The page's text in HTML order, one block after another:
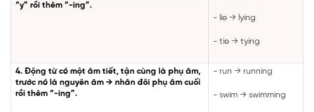
“y” rồi thêm “-ing”.
- lie → lying
- tie → tying
4. Động từ có một âm tiết, tận cùng là phụ âm,
trước nó là nguyên âm → nhân đôi phụ âm cuối
rồi thêm “-ing”.
- run → running
- swim → swimming